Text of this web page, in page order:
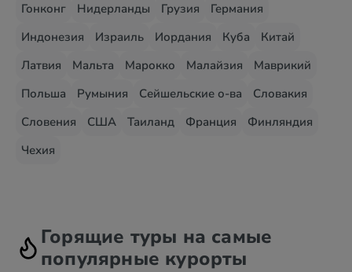
Гонконг
Нидерланды Грузия
Германия
Индонезия
Израиль Иордания Куба
Китай
Латвия
Мальта Марокко Малайзия
Маврикий
Польша
Румыния Сейшельские о-ва
Словакия
Словения
США Таиланд Франция
Финляндия
Чехия
Горящие туры на самые
популярные курорты